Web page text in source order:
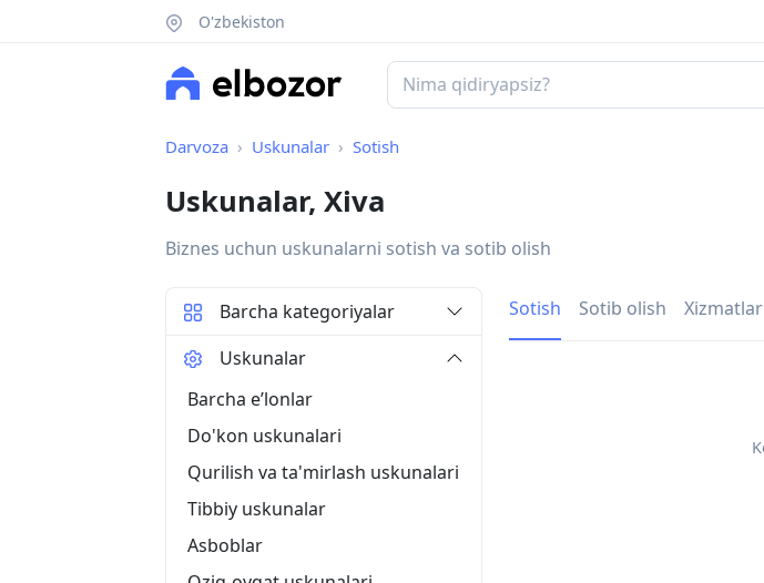
O'zbekiston
Darvoza Uskunalar Sotish
Uskunalar, Xiva
Biznes uchun uskunalarni sotish va sotib olish
Sotish Sotib olish Xizmatlar
Barcha kategoriyalar
Uskunalar
Barcha eʼlonlar
Do'kon uskunalari
Qurilish va ta'mirlash uskunalari
Tibbiy uskunalar
Asboblar